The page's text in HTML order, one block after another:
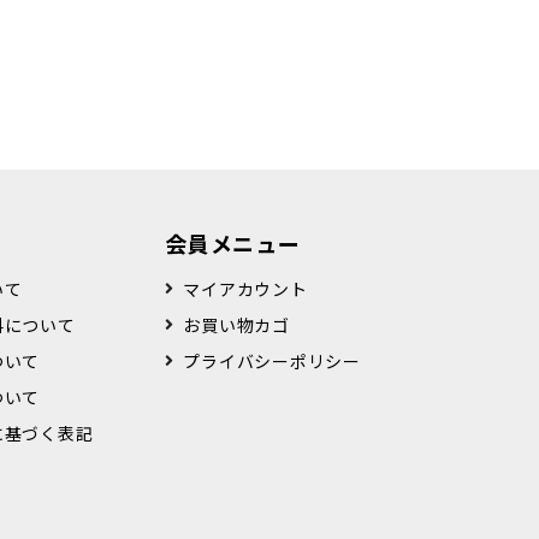
ついて
て
て
づく表記
会員メニュー
マイアカウント
お買い物カゴ
プライバシーポリシー